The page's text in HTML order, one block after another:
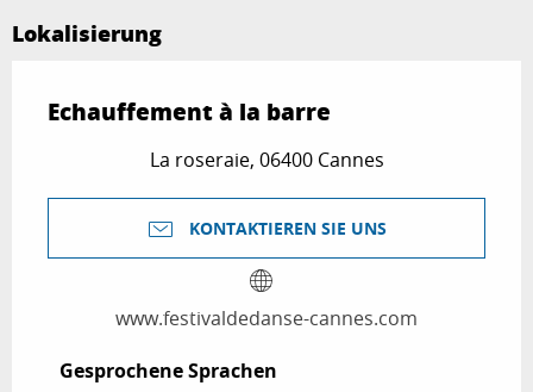
Lokalisierung
Echauffement à la barre
La roseraie, 06400 Cannes
KONTAKTIEREN SIE UNS
www.festivaldedanse-cannes.com
Gesprochene Sprachen
Gesprochene Sprachen